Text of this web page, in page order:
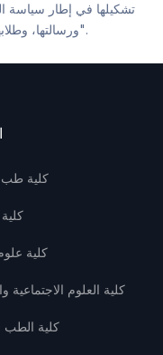
تشكيلها في إطار سياسة
ورسالتها، وطلابها الذين يقولون "اختيار جيد، صحي". مستقبل".
كلية طب
كلية
كلية العلوم الاجتماعية
كلية الطب